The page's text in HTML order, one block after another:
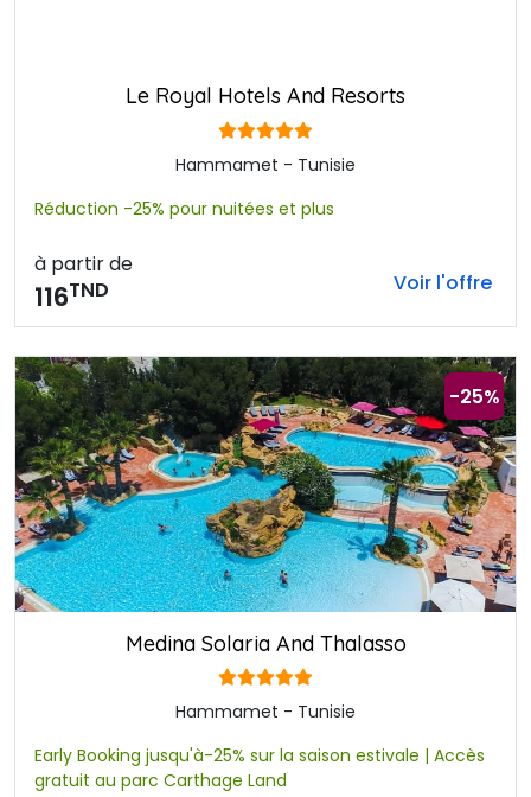
Le Royal Hotels And Resorts
Hammamet - Tunisie
Réduction -25% pour nuitées et plus
à partir de
116TND Voir l'offre
-25%
Medina Solaria And Thalasso
Hammamet - Tunisie
Early Booking jusqu'à-25% sur la saison estivale | Accès
gratuit au parc Carthage Land